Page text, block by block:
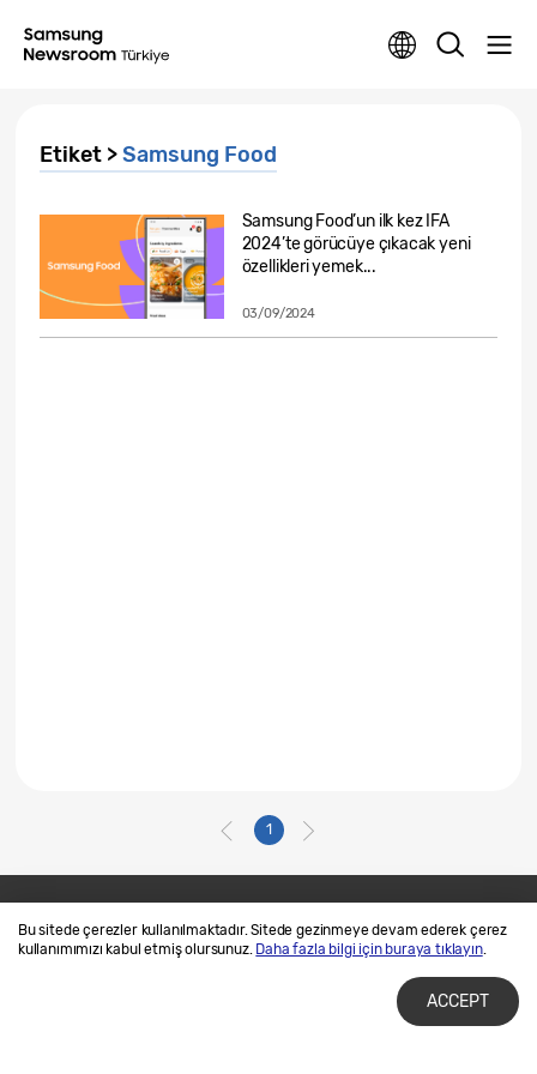
Bu sitede çerezler kullanılmaktadır. Sitede gezinmeye devam ederek çerez
kullanımımızı kabul etmiş olursunuz. Daha fazla bilgi için buraya tıklayın.
ACCEPT
Etiket >Samsung Food
Samsung Food’un ilk kez IFA
2024’te görücüye çıkacak yeni
özellikleri yemek...
03/09/2024
1
Bize Ulaşın
SAMSUNG.COM